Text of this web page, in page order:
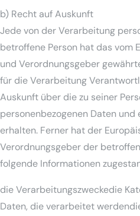
b) Recht auf Auskunft
Jede von der Verarbeitung
betroffene Person hat das vom
und Verordnungsgeber
für die Verarbeitung
Auskunft über die zu seiner
personenbezogenen Daten und
erhalten. Ferner hat der
Verordnungsgeber der
folgende Informationen
die Verarbeitungszweckedie
Daten, die verarbeitet